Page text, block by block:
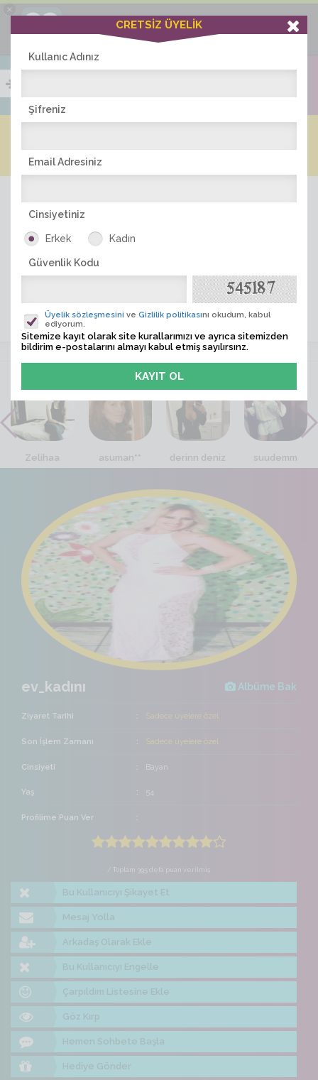
×
Ciddiask Uygulaması
+1 Hafta Gold Üyelik Kazan
Bedava - com.ciddi.ask
İNDİR
ÜYE ARA
VİTRİN
Zelihaa asuman** derinn deniz suudemm
ev_kadını Albüme Bak
Ziyaret Tarihi Sadece üyelere özel
Son İşlem Zamanı Sadece üyelere özel
Cinsiyeti Bayan
Yaş 54
Profilime Puan Ver
/ Toplam 395 defa puan verilmiş
Bu Kullanıcıyı Şikayet Et
Mesaj Yolla
Arkadaş Olarak Ekle
Bu Kullanıcıyı Engelle
Çarpıldım Listesine Ekle
Göz Kırp
Hemen Sohbete Başla
Hediye Gönder
CRETSİZ ÜYELİK
Kullanıc Adınız
Şifreniz
Email Adresiniz
Cinsiyetiniz
Erkek Kadın
Güvenlik Kodu
Üyelik sözleşmesini ve Gizlilik politikasını okudum, kabul
ediyorum.
Sitemize kayıt olarak site kurallarımızı ve ayrıca sitemizden
bildirim e-postalarını almayı kabul etmiş sayılırsınz.